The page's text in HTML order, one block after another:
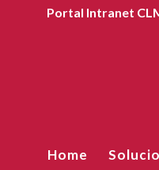
Portal Intranet
Home